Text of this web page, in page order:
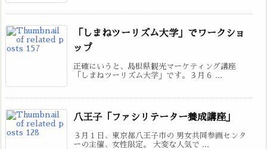
「しまねツーリズム大学」でワークショ
ップ
正確にいうと、島根県観光マーケティング講座
「しまねツーリズム大学」です。３月６ ...
八王子「ファシリテーター養成講座」
３月１日、東京都八王子市の 男女共同参画センタ
ーの主催、女性限定。 大変な人気で ...